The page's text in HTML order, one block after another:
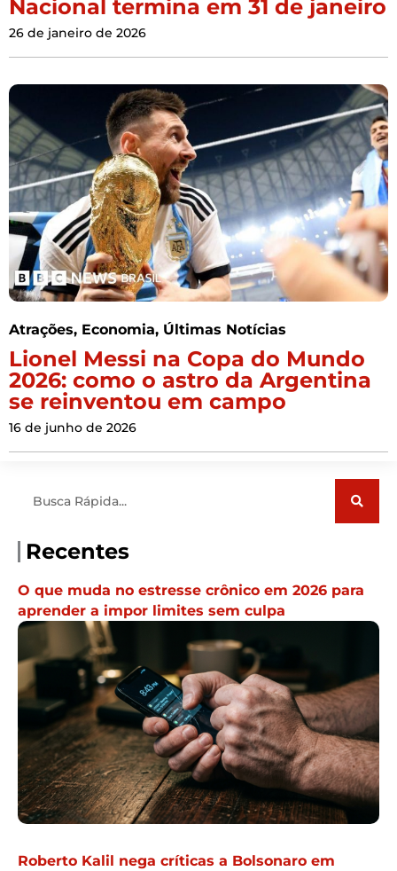
Nacional termina em 31 de janeiro
26 de janeiro de 2026
Atrações, Economia, Últimas Notícias
Lionel Messi na Copa do Mundo
2026: como o astro da Argentina
se reinventou em campo
16 de junho de 2026
Recentes
O que muda no estresse crônico em 2026 para
aprender a impor limites sem culpa
Roberto Kalil nega críticas a Bolsonaro em